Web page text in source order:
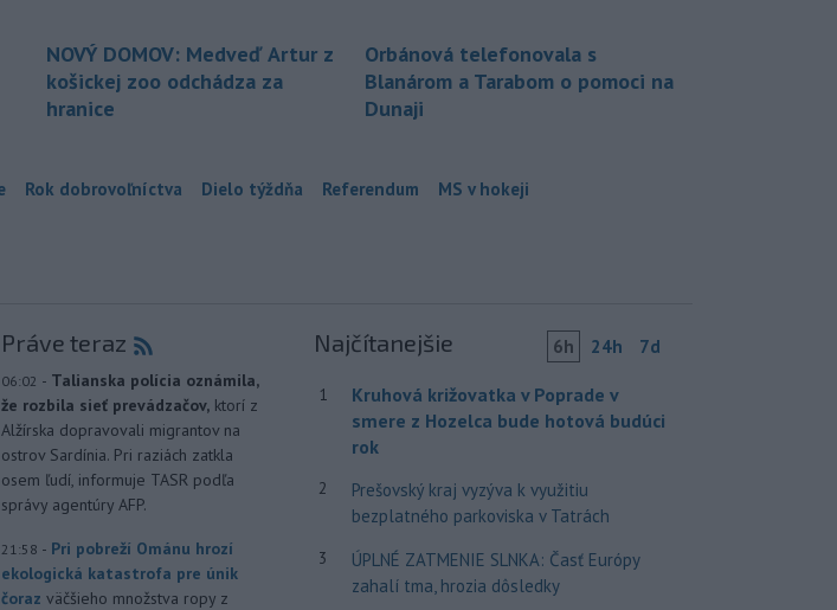
NOVÝ DOMOV: Medveď Artur z
košickej zoo odchádza za
hranice
Orbánová telefonovala s
Blanárom a Tarabom o pomoci na
Dunaji
Rok dobrovoľníctva Dielo týždňa Referendum MS v hokeji
Práve teraz
06:02 - Talianska polícia oznámila,
že rozbila sieť prevádzačov, ktorí z
Alžírska dopravovali migrantov na
ostrov Sardínia. Pri raziách zatkla
osem ľudí, informuje TASR podľa
správy agentúry AFP.
21:58 - Pri pobreží Ománu hrozí
ekologická katastrofa pre únik
čoraz väčšieho množstva ropy z
Najčítanejšie 6h 24h 7d
1
Kruhová križovatka v Poprade v
smere z Hozelca bude hotová budúci
rok
2
Prešovský kraj vyzýva k využitiu
bezplatného parkoviska v Tatrách
3
ÚPLNÉ ZATMENIE SLNKA: Časť Európy
zahalí tma, hrozia dôsledky